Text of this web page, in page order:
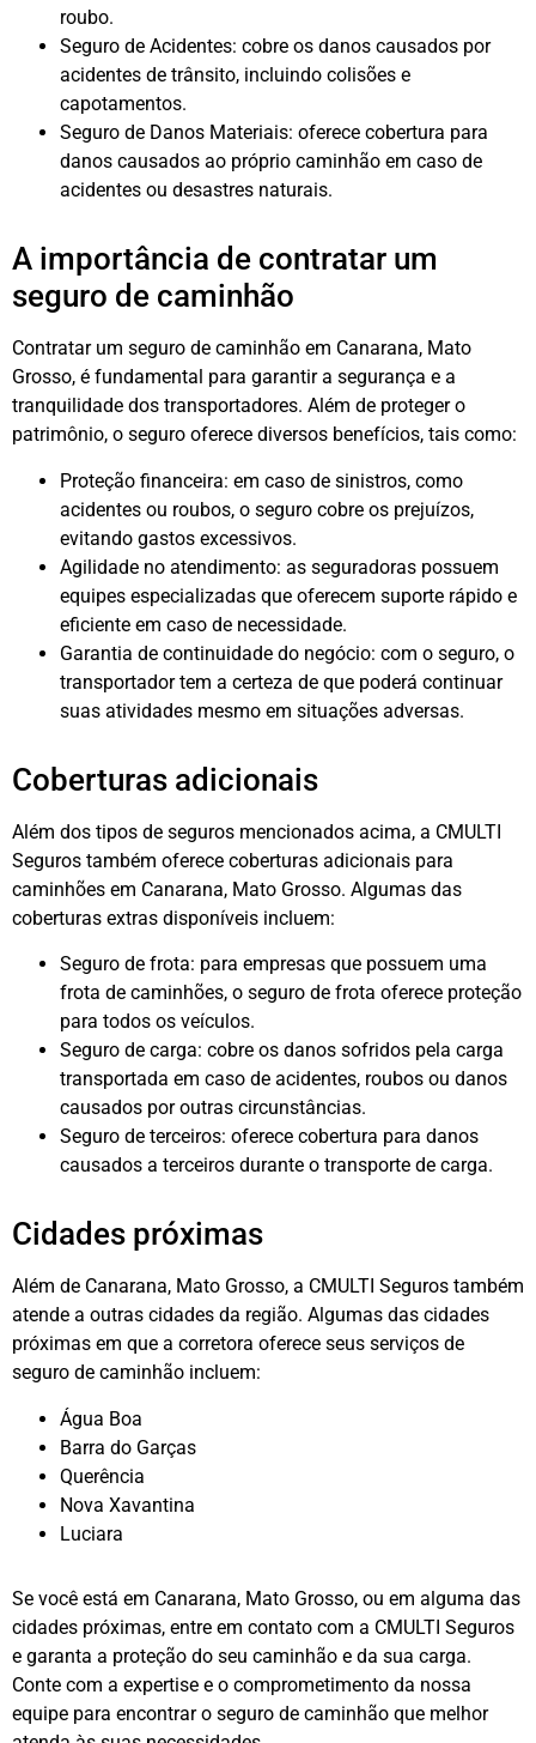
roubo.
Seguro de Acidentes: cobre os danos causados por
acidentes de trânsito, incluindo colisões e
capotamentos.
Seguro de Danos Materiais: oferece cobertura para
danos causados ao próprio caminhão em caso de
acidentes ou desastres naturais.
A importância de contratar um
seguro de caminhão
Contratar um seguro de caminhão em Canarana, Mato
Grosso, é fundamental para garantir a segurança e a
tranquilidade dos transportadores. Além de proteger o
patrimônio, o seguro oferece diversos benefícios, tais como:
Proteção financeira: em caso de sinistros, como
acidentes ou roubos, o seguro cobre os prejuízos,
evitando gastos excessivos.
Agilidade no atendimento: as seguradoras possuem
equipes especializadas que oferecem suporte rápido e
eficiente em caso de necessidade.
Garantia de continuidade do negócio: com o seguro, o
transportador tem a certeza de que poderá continuar
suas atividades mesmo em situações adversas.
Coberturas adicionais
Além dos tipos de seguros mencionados acima, a CMULTI
Seguros também oferece coberturas adicionais para
caminhões em Canarana, Mato Grosso. Algumas das
coberturas extras disponíveis incluem:
Seguro de frota: para empresas que possuem uma
frota de caminhões, o seguro de frota oferece proteção
para todos os veículos.
Seguro de carga: cobre os danos sofridos pela carga
transportada em caso de acidentes, roubos ou danos
causados por outras circunstâncias.
Seguro de terceiros: oferece cobertura para danos
causados a terceiros durante o transporte de carga.
Cidades próximas
Além de Canarana, Mato Grosso, a CMULTI Seguros também
atende a outras cidades da região. Algumas das cidades
próximas em que a corretora oferece seus serviços de
seguro de caminhão incluem:
Água Boa
Barra do Garças
Querência
Nova Xavantina
Luciara
Se você está em Canarana, Mato Grosso, ou em alguma das
cidades próximas, entre em contato com a CMULTI Seguros
e garanta a proteção do seu caminhão e da sua carga.
Conte com a expertise e o comprometimento da nossa
equipe para encontrar o seguro de caminhão que melhor